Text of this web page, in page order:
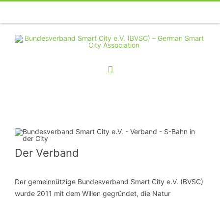
TelefonFacebookTwitterYoutubeInstagramLinkedinRSS
Der Verband
Der gemeinnützige Bundesverband Smart City e.V. (BVSC)
wurde 2011 mit dem Willen gegründet, die Natur